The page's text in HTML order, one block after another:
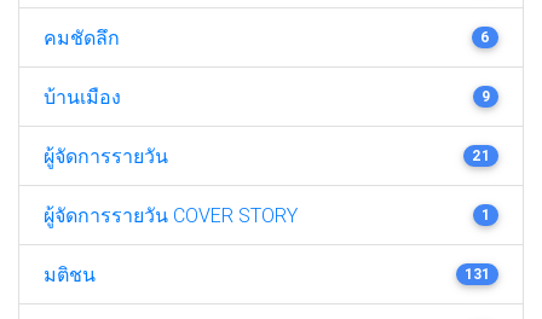
คมชัดลึก 6
บ้านเมือง 9
ผู้จัดการรายวัน 21
ผู้จัดการรายวัน COVER STORY 1
มติชน 131